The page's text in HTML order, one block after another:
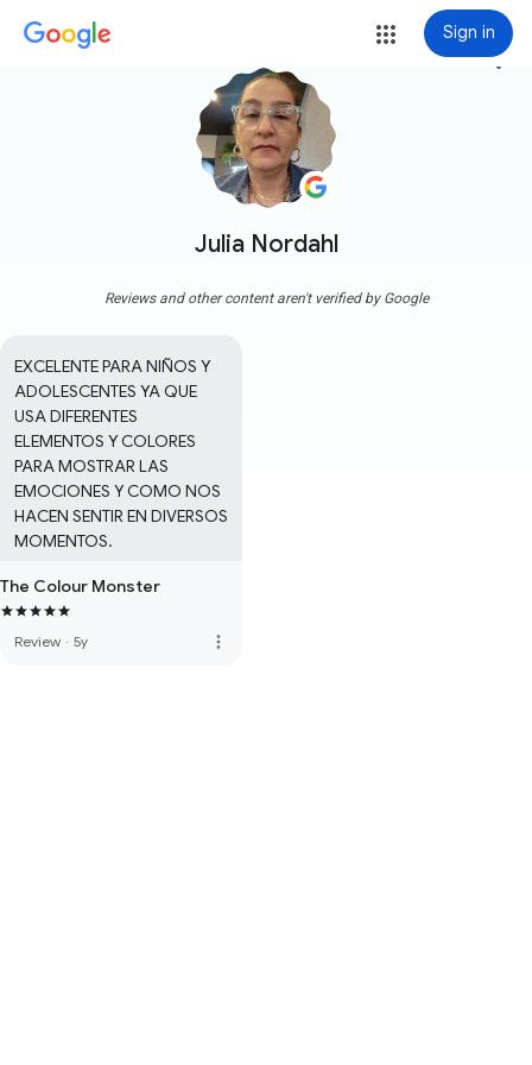
Sign in
Julia Nordahl
more_vert
Reviews and other content aren't verified by Google
EXCELENTE PARA NIÑOS Y
ADOLESCENTES YA QUE
USA DIFERENTES
ELEMENTOS Y COLORES
PARA MOSTRAR LAS
EMOCIONES Y COMO NOS
HACEN SENTIR EN DIVERSOS
MOMENTOS.
The Colour Monster
Review · 5y more_vert